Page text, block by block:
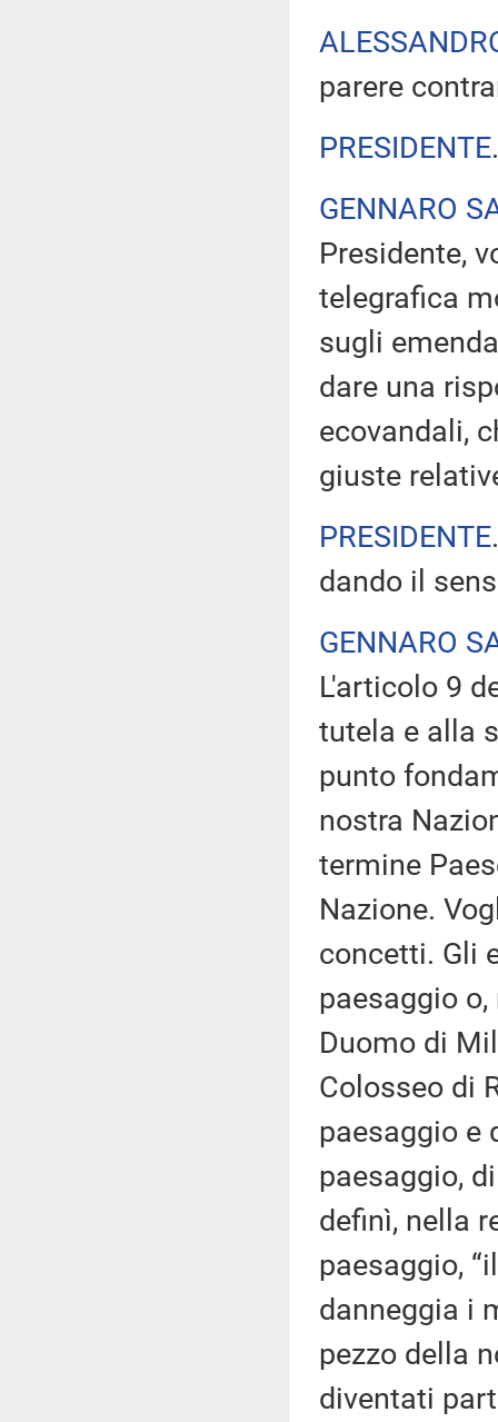
parere
PRESIDENTE
GENNARO
Presidente,
telegrafica
sugli
dare una
ecovandali,
giuste
PRESIDENTE
dando il
GENNARO
L'articolo 9
tutela e alla
punto
nostra
termine
Nazione.
concetti. Gli
paesaggio
Duomo di
Colosseo di
paesaggio e
paesaggio,
definì, nella
paesaggio,
danneggia i
pezzo della
diventati